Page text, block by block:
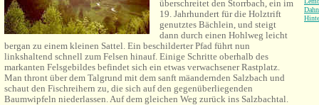
überschreitet den Storrbach, ein im
19. Jahrhundert für die Holztrift
genutztes Bächlein, und steigt
dann durch einen Hohlweg leicht
bergan zu einem kleinen Sattel. Ein beschilderter Pfad führt nun
linkshaltend schnell zum Felsen hinauf. Einige Schritte oberhalb des
markanten Felsgebildes befindet sich ein etwas verwachsener Rastplatz.
Man thront über dem Talgrund mit dem sanft mäandernden Salzbach und
schaut den Fischreihern zu, die sich auf den gegenüberliegenden
Baumwipfeln niederlassen. Auf dem gleichen Weg zurück ins Salzbachtal.
Dahn